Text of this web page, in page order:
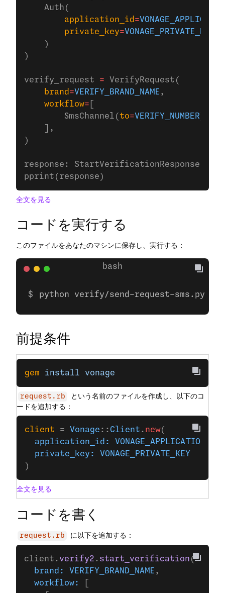
    Auth(
        application_id
=
        private_key
=VONAGE_PRIVATE_KEY
    )
)
verify_request = VerifyRequest(
    brand
=VERIFY_BRAND_NAME ,
    workflow
=
        SmsChannel(
to=VERIFY_NUMBER
    ],
)
response: StartVerificationResponse
pprint(response)
全文を見る
コードを実行する
このファイルをあなたのマシンに保存し、実行する：
python verify/send-request-sms.py
前提条件
gem install vonage
request.rb
という名前のファイルを作成し、以下のコ
ードを追加する：
client = Vonage ::Client . new(
  application_id:
VONAGE_APPLICATION_ID
  private_key:
VONAGE_PRIVATE_KEY
)
全文を見る
コードを書く
request.rb に以下を追加する：
client. verify2 . start_verification (
  brand:
VERIFY_BRAND_NAME ,
  workflow: